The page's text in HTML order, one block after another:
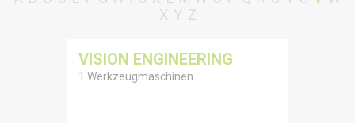
X Y Z
VISION ENGINEERING
1 Werkzeugmaschinen